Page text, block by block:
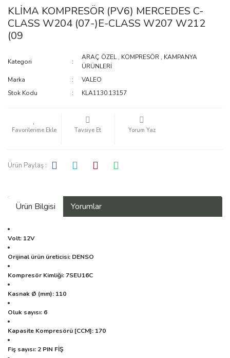
KLİMA KOMPRESÖR (PV6) MERCEDES C-
CLASS W204 (07-)E-CLASS W207 W212
(09
Kategori
ARAÇ ÖZEL, KOMPRESÖR , KAMPANYA
ÜRÜNLERİ
Marka
VALEO
Stok Kodu
KLA1130.13157
Tavsiye Et Yorum Yaz
Ürün Paylaş :
Ürün Bilgisi Yorumlar
Volt: 12V
Orijinal ürün üreticisi: DENSO
Kompresör Kimliği: 7SEU16C
Kasnak Ø (mm): 110
Oluk sayısı: 6
Kapasite Kompresörü [CCM]: 170
Fiş sayısı: 2 PIN FİŞ